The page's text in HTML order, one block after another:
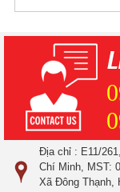
Địa chỉ : E11/
Chí Minh, MST:
Xã Đông Thạnh,